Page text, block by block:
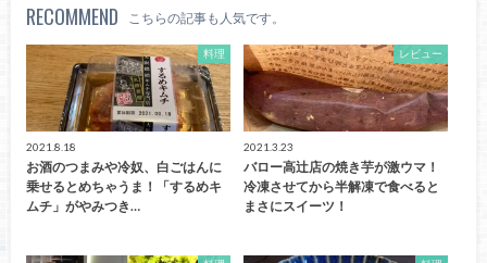
RECOMMEND こちらの記事も人気です。
料理
2021.8.18
お酒のつまみや冷奴、白ごはんに
乗せるとめちゃうま！「するめキ
ムチ」がやみつき…
レビュー
2021.3.23
バロー高辻店の焼き芋が激ウマ！
冷凍させてから半解凍で食べると
まさにスイーツ！